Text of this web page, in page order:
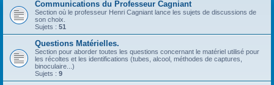
Communications du Professeur Cagniant
Section où le professeur Henri Cagniant lance les sujets de discussions de
son choix.
Sujets : 51
Questions Matérielles.
Section pour aborder toutes les questions concernant le matériel utilisé pour
les récoltes et les identifications (tubes, alcool, méthodes de captures,
binoculaire...)
Sujets : 9